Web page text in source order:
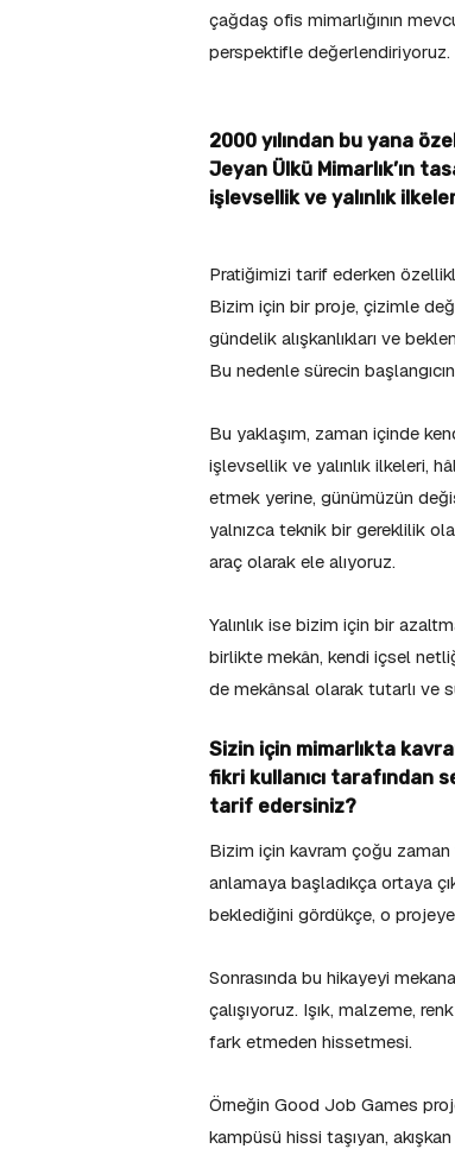
çağdaş ofis mimarlığının
perspektifle değerlendiriyoruz.
2000 yılından bu yana
Jeyan Ülkü Mimarlık’ın
işlevsellik ve yalınlık
Pratiğimizi tarif ederken
Bizim için bir proje, çizimle
gündelik alışkanlıkları ve
Bu nedenle sürecin
Bu yaklaşım, zaman içinde
işlevsellik ve yalınlık ilkeleri,
etmek yerine, günümüzün
yalnızca teknik bir gereklilik
araç olarak ele alıyoruz.
Yalınlık ise bizim için bir
birlikte mekân, kendi içsel
de mekânsal olarak tutarlı ve
Sizin için mimarlıkta
fikri kullanıcı tarafından
tarif edersiniz?
Bizim için kavram çoğu zaman
anlamaya başladıkça ortaya
beklediğini gördükçe, o
Sonrasında bu hikayeyi
çalışıyoruz. Işık, malzeme,
fark etmeden hissetmesi.
Örneğin Good Job Games
kampüsü hissi taşıyan,